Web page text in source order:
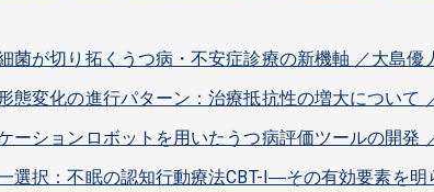
菌が切り拓くうつ病・不安症診療の新機軸 ／大島
変化の進行パターン：治療抵抗性の増大について
ションロボットを用いたうつ病評価ツールの開発
択：不眠の認知行動療法CBT-I―その有効要素を